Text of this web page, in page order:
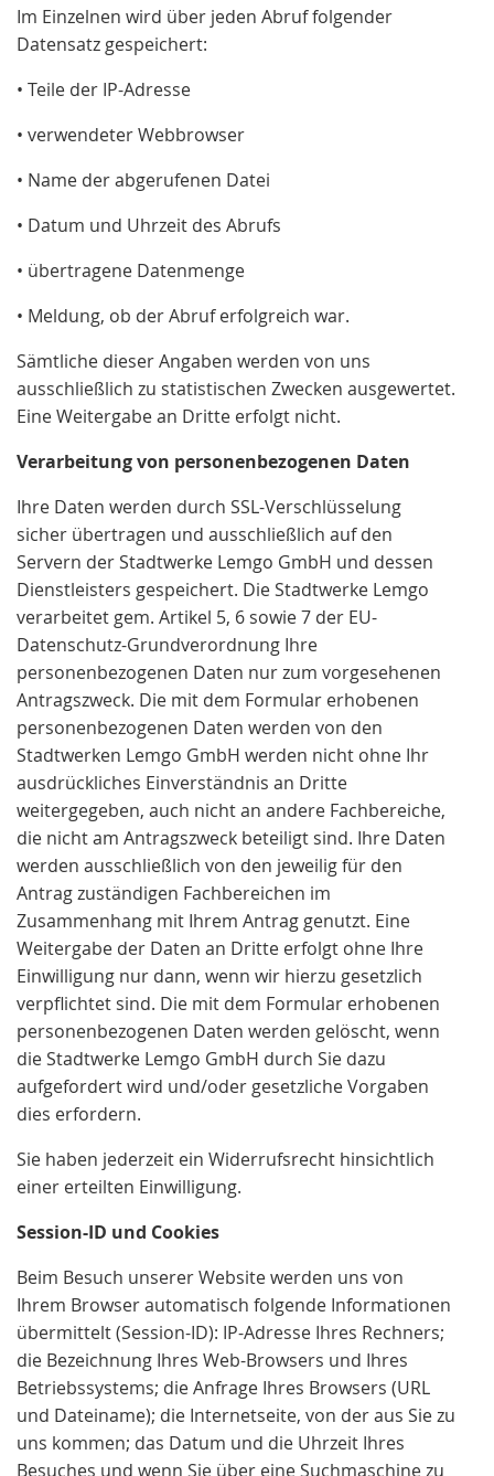
Im Einzelnen wird über jeden Abruf folgender
Datensatz gespeichert:
• Teile der IP-Adresse
• verwendeter Webbrowser
• Name der abgerufenen Datei
• Datum und Uhrzeit des Abrufs
• übertragene Datenmenge
• Meldung, ob der Abruf erfolgreich war.
Sämtliche dieser Angaben werden von uns
ausschließlich zu statistischen Zwecken ausgewertet.
Eine Weitergabe an Dritte erfolgt nicht.
Verarbeitung von personenbezogenen Daten
Ihre Daten werden durch SSL-Verschlüsselung
sicher übertragen und ausschließlich auf den
Servern der Stadtwerke Lemgo GmbH und dessen
Dienstleisters gespeichert. Die Stadtwerke Lemgo
verarbeitet gem. Artikel 5, 6 sowie 7 der EU-
Datenschutz-Grundverordnung Ihre
personenbezogenen Daten nur zum vorgesehenen
Antragszweck. Die mit dem Formular erhobenen
personenbezogenen Daten werden von den
Stadtwerken Lemgo GmbH werden nicht ohne Ihr
ausdrückliches Einverständnis an Dritte
weitergegeben, auch nicht an andere Fachbereiche,
die nicht am Antragszweck beteiligt sind. Ihre Daten
werden ausschließlich von den jeweilig für den
Antrag zuständigen Fachbereichen im
Zusammenhang mit Ihrem Antrag genutzt. Eine
Weitergabe der Daten an Dritte erfolgt ohne Ihre
Einwilligung nur dann, wenn wir hierzu gesetzlich
verpflichtet sind. Die mit dem Formular erhobenen
personenbezogenen Daten werden gelöscht, wenn
die Stadtwerke Lemgo GmbH durch Sie dazu
aufgefordert wird und/oder gesetzliche Vorgaben
dies erfordern.
Sie haben jederzeit ein Widerrufsrecht hinsichtlich
einer erteilten Einwilligung.
Session-ID und Cookies
Beim Besuch unserer Website werden uns von
Ihrem Browser automatisch folgende Informationen
übermittelt (Session-ID): IP-Adresse Ihres Rechners;
die Bezeichnung Ihres Web-Browsers und Ihres
Betriebssystems; die Anfrage Ihres Browsers (URL
und Dateiname); die Internetseite, von der aus Sie zu
uns kommen; das Datum und die Uhrzeit Ihres
Besuches und wenn Sie über eine Suchmaschine zu